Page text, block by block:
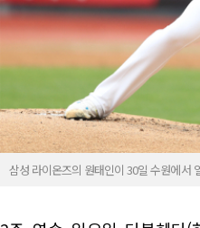
삼성 라이온즈의 원태인이 30일 수원에서